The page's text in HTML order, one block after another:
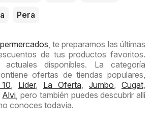
Pera
, te preparamos las últimas
de tus productos favoritos.
disponibles. La categoría
ofertas de tiendas populares,
, Lider, La Oferta, Jumbo, Cugat,
Alvi, pero también puedes descubrir allí
conoces todavía.